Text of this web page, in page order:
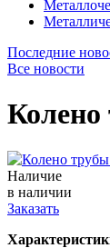
Последние
Все новости
Колено
Наличие
в наличии
Заказать